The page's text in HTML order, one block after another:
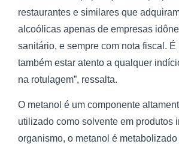
restaurantes e similares que
alcoólicas apenas de empresas
sanitário, e sempre com nota fiscal. É
também estar atento a qualquer
na rotulagem”, ressalta.
O metanol é um componente
utilizado como solvente em produtos
organismo, o metanol é